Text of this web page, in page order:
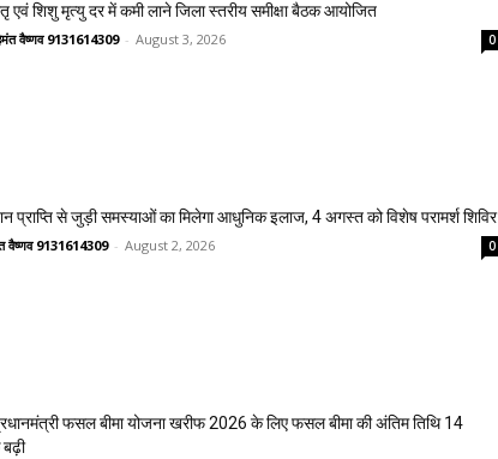
एवं शिशु मृत्यु दर में कमी लाने जिला स्तरीय समीक्षा बैठक आयोजित
वैष्णव 9131614309 - August 3, 2026 0
प्राप्ति से जुड़ी समस्याओं का मिलेगा आधुनिक इलाज, 4 अगस्त को विशेष परामर्श शिविर
वैष्णव 9131614309 - August 2, 2026 0
फसल बीमा योजना खरीफ 2026 के लिए फसल बीमा की अंतिम तिथि 14